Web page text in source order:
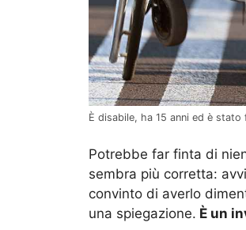
È disabile, ha 15 anni ed è
Potrebbe far finta di
sembra più corretta:
convinto di averlo
una spiegazione. È un